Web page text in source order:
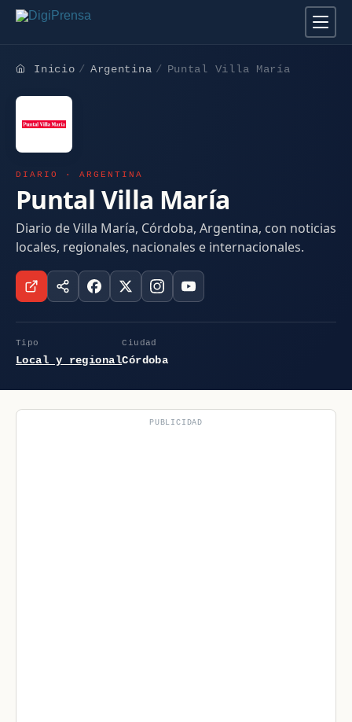
Inicio Argentina Puntal Villa María
DIARIO · ARGENTINA
Puntal Villa María
Diario de Villa María, Córdoba, Argentina, con noticias
locales, regionales, nacionales e internacionales.
Tipo
Local y regional
Ciudad
Córdoba
PUBLICIDAD